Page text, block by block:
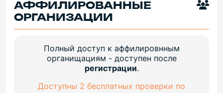
АФФИЛИРОВАННЫЕ
ОРГАНИЗАЦИИ
Полный доступ к аффилировнным
органищациям - доступен после
регистрации.
Доступны 2 бесплатных проверки по